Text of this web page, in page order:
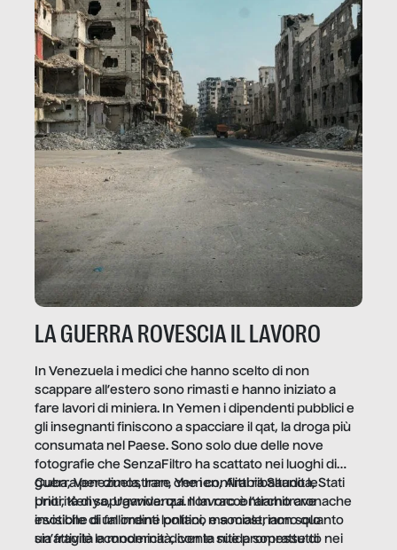
LA GUERRA ROVESCIA IL LAVORO
In Venezuela i medici che hanno scelto di non
scappare all’estero sono rimasti e hanno iniziato a
fare lavori di miniera. In Yemen i dipendenti pubblici e
gli insegnanti finiscono a spacciare il qat, la droga più
consumata nel Paese. Sono solo due delle nove
fotografie che SenzaFiltro ha scattato nei luoghi di
guerra per dimostrare che i conflitti ribaltano le
priorità di sopravvivenza. Il lavoro è l’architrave
invisibile di un ordine politico e sociale, non solo
un’attività economica: diventa nitida soprattutto nei
Cuba, Venezuela, Iran, Yemen, Arabia Saudita, Stati
Uniti, Kenya, Uganda: qui non raccontiamo cronache
esotiche di fallimenti lontani, ma mostriamo quanto
sia fragile la modernità, con le sue promesse di